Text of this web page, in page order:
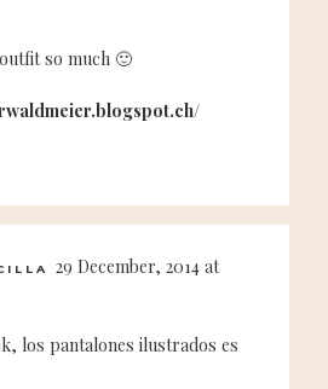
so much 🙂
29 December, 2014 at
los pantalones ilustrados es